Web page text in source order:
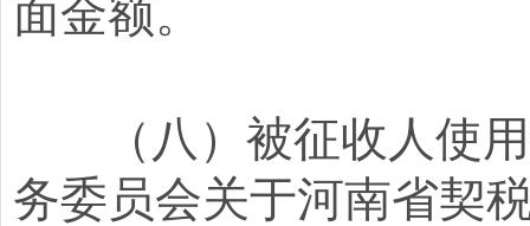
面金额。
（八）被征收人使用
务委员会关于河南省契